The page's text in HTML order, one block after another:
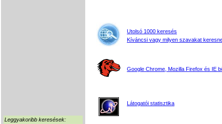
Leggyakoribb keresések:
Utolsó 1000 keresés
Kíváncsi vagy milyen szavakat
Google Chrome, Mozilla Firefox és IE
Látogatói statisztika